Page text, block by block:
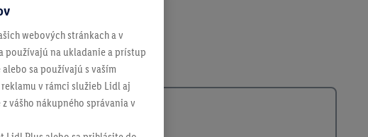
webových stránkach a v
používajú na ukladanie a prístup
sa používajú s vaším
v rámci služieb Lidl aj
vášho nákupného správania v